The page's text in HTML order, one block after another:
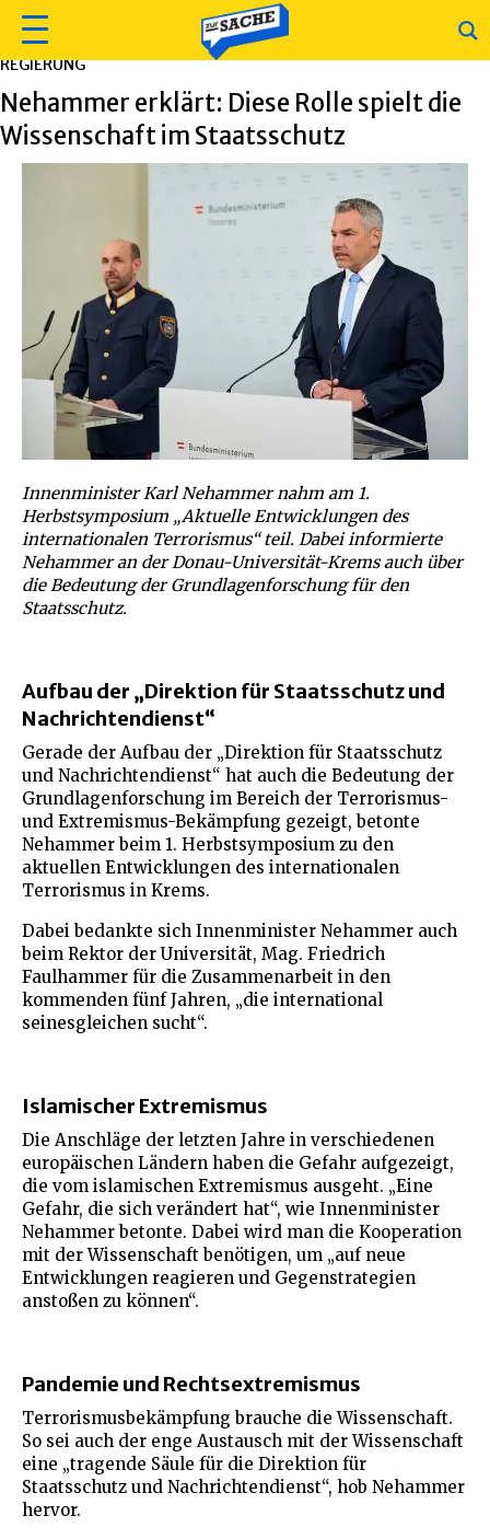
REGIERUNG
Nehammer erklärt: Diese Rolle spielt die
Wissenschaft im Staatsschutz
Innenminister Karl Nehammer nahm am 1.
Herbstsymposium „Aktuelle Entwicklungen des
internationalen Terrorismus“ teil. Dabei informierte
Nehammer an der Donau-Universität-Krems auch über
die Bedeutung der Grundlagenforschung für den
Staatsschutz.
Aufbau der „Direktion für Staatsschutz und
Nachrichtendienst“
Gerade der Aufbau der „Direktion für Staatsschutz
und Nachrichtendienst“ hat auch die Bedeutung der
Grundlagenforschung im Bereich der Terrorismus-
und Extremismus-Bekämpfung gezeigt, betonte
Nehammer beim 1. Herbstsymposium zu den
aktuellen Entwicklungen des internationalen
Terrorismus in Krems.
Dabei bedankte sich Innenminister Nehammer auch
beim Rektor der Universität, Mag. Friedrich
Faulhammer für die Zusammenarbeit in den
kommenden fünf Jahren, „die international
seinesgleichen sucht“.
Islamischer Extremismus
Die Anschläge der letzten Jahre in verschiedenen
europäischen Ländern haben die Gefahr aufgezeigt,
die vom islamischen Extremismus ausgeht. „Eine
Gefahr, die sich verändert hat“, wie Innenminister
Nehammer betonte. Dabei wird man die Kooperation
mit der Wissenschaft benötigen, um „auf neue
Entwicklungen reagieren und Gegenstrategien
anstoßen zu können“.
Pandemie und Rechtsextremismus
Terrorismusbekämpfung brauche die Wissenschaft.
So sei auch der enge Austausch mit der Wissenschaft
eine „tragende Säule für die Direktion für
Staatsschutz und Nachrichtendienst“, hob Nehammer
hervor.